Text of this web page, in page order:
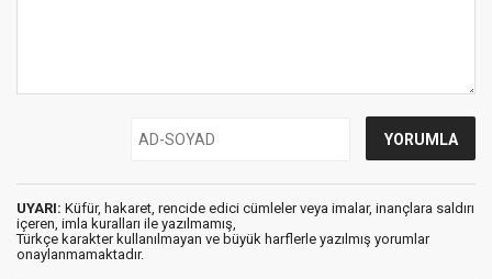
UYARI: Küfür, hakaret, rencide edici cümleler veya imalar, inançlara saldırı
içeren, imla kuralları ile yazılmamış,
Türkçe karakter kullanılmayan ve büyük harflerle yazılmış yorumlar
onaylanmamaktadır.